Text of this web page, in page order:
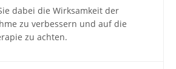
dabei die Wirksamkeit der
zu verbessern und auf die
zu achten.